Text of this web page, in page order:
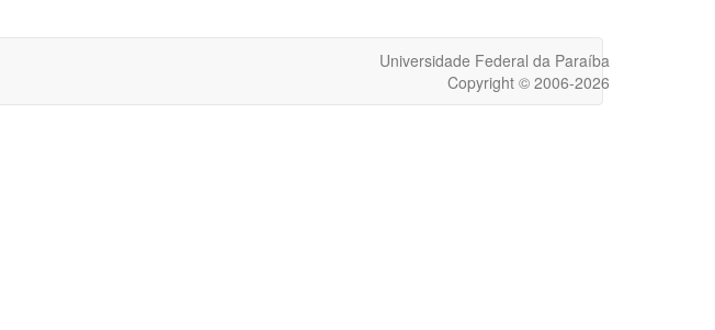
Universidade Federal da Paraíba
Copyright © 2006-2026